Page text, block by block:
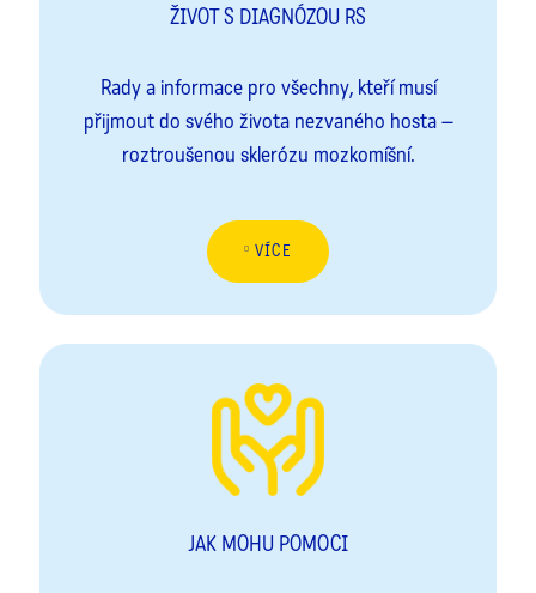
ŽIVOT S DIAGNÓZOU RS
Rady a informace pro všechny, kteří musí
přijmout do svého života nezvaného hosta –
roztroušenou sklerózu mozkomíšní.
VÍCE
JAK MOHU POMOCI